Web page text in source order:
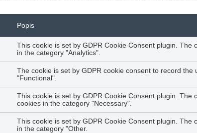
Popis
This cookie is set by GDPR Cookie Consent plugin.
in the category "Analytics".
The cookie is set by GDPR cookie consent to record
"Functional".
This cookie is set by GDPR Cookie Consent plugin.
cookies in the category "Necessary".
This cookie is set by GDPR Cookie Consent plugin.
in the category "Other.